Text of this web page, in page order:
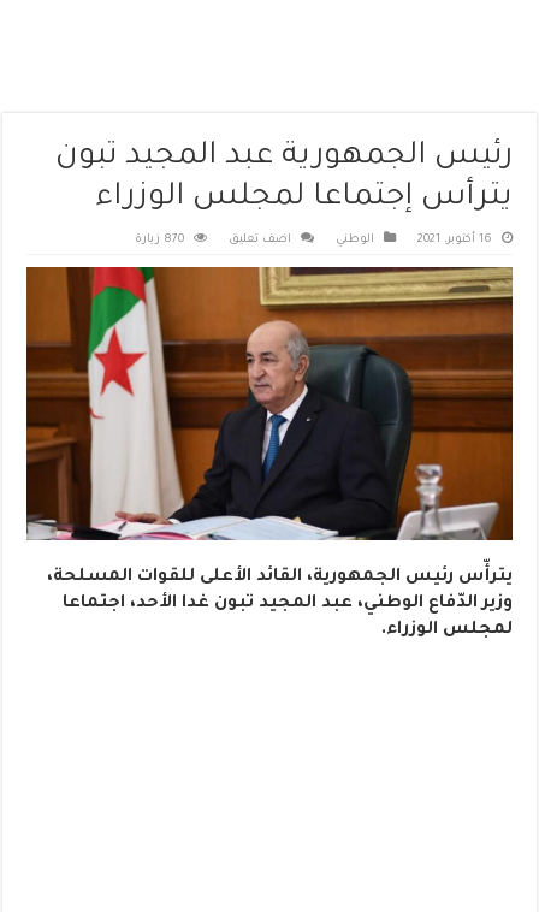
رئيس الجمهورية عبد المجيد تبون
يترأس إجتماعا لمجلس الوزراء
16 أكتوبر، 2021 الوطني اضف تعليق 870 زيارة
يترأّس رئيس الجمهورية، القائد الأعلى للقوات المسلحة،
وزير الدّفاع الوطني، عبد المجيد تبون غدا الأحد، اجتماعا
لمجلس الوزراء.